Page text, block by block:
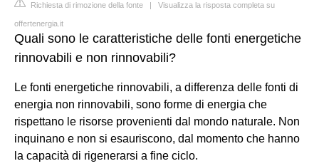
Richiesta di rimozione della fonte | Visualizza la risposta completa su
offertenergia.it
Quali sono le caratteristiche delle fonti energetiche
rinnovabili e non rinnovabili?
Le fonti energetiche rinnovabili, a differenza delle fonti di
energia non rinnovabili, sono forme di energia che
rispettano le risorse provenienti dal mondo naturale. Non
inquinano e non si esauriscono, dal momento che hanno
la capacità di rigenerarsi a fine ciclo.